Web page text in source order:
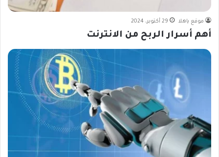
موقع ياهلا 29 أكتوبر، 2024
أهم أسرار الربح من الانترنت